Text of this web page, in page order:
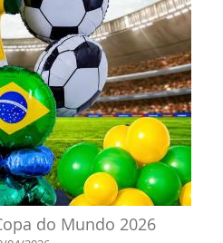
do Mundo 2026